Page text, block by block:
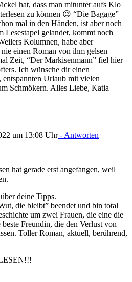
hat, dass man mitunter aufs Klo
zu können 😉 “Die Bagage”
mal in den Händen, ist aber noch
Lesestapel gelandet, kommt noch
Kolumnen, habe aber
einen Roman von ihm gelsen –
Zeit, “Der Markisenmann” fiel hier
Ich wünsche dir einen
entspannten Urlaub mit vielen
Schmökern. Alles Liebe, Katia
um 13:08 Uhr- Antworten
hat gerade erst angefangen, weil
deine Tipps.
die bleibt” beendet und bin total
um zwei Frauen, die eine die
Freundin, die den Verlust von
Toller Roman, aktuell, berührend,